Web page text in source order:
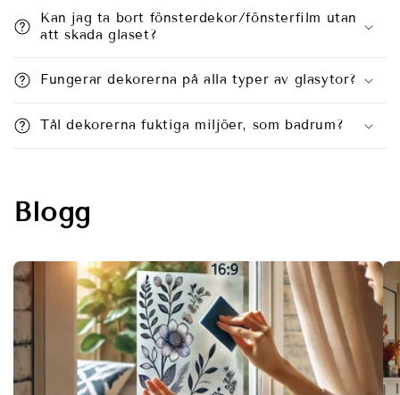
Kan jag ta bort fönsterdekor/fönsterfilm utan
att skada glaset?
Fungerar dekorerna på alla typer av glasytor?
Tål dekorerna fuktiga miljöer, som badrum?
Blogg